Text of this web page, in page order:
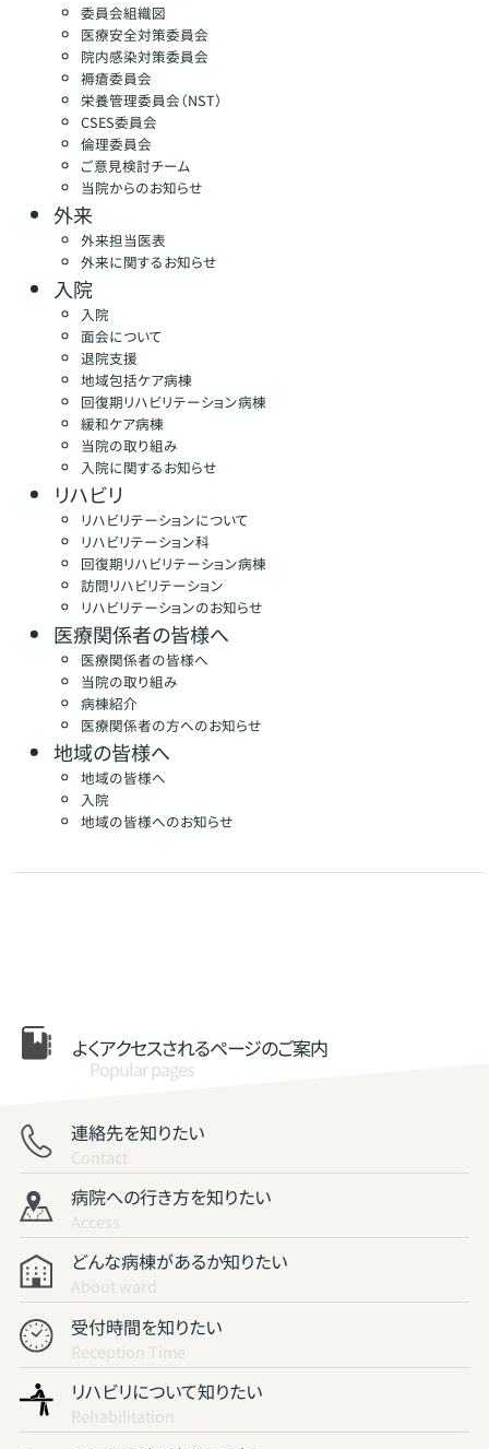
委員会組織図
医療安全対策委員会
院内感染対策委員会
褥瘡委員会
栄養管理委員会（NST）
CSES委員会
倫理委員会
ご意見検討チーム
当院からのお知らせ
外来
外来担当医表
外来に関するお知らせ
入院
入院
面会について
退院支援
地域包括ケア病棟
回復期リハビリテーション病棟
緩和ケア病棟
当院の取り組み
入院に関するお知らせ
リハビリ
リハビリテーションについて
リハビリテーション科
回復期リハビリテーション病棟
訪問リハビリテーション
リハビリテーションのお知らせ
医療関係者の皆様へ
医療関係者の皆様へ
当院の取り組み
病棟紹介
医療関係者の方へのお知らせ
地域の皆様へ
地域の皆様へ
入院
地域の皆様へのお知らせ
よくアクセスされるページのご案内
Popular pages
連絡先を知りたい
Contact
病院への行き方を知りたい
Access
どんな病棟があるか知りたい
About ward
受付時間を知りたい
Reception Time
リハビリについて知りたい
Rehabilitation